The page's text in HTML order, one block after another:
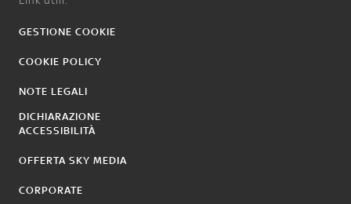
GESTIONE COOKIE
COOKIE POLICY
NOTE LEGALI
DICHIARAZIONE
ACCESSIBILITÀ
OFFERTA SKY MEDIA
CORPORATE